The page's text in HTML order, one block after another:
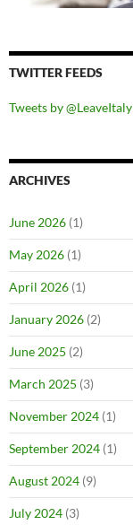
TWITTER FEEDS
Tweets by @LeaveItaly
ARCHIVES
June 2026 (1)
May 2026 (1)
April 2026 (1)
January 2026 (2)
June 2025 (2)
March 2025 (3)
November 2024 (1)
September 2024 (1)
August 2024 (9)
July 2024 (3)